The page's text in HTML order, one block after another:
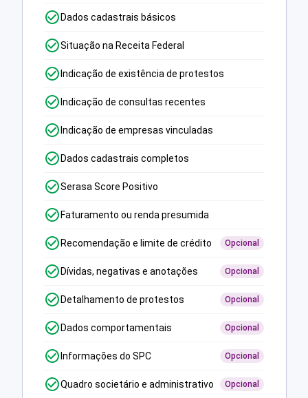
Dados cadastrais básicos
Situação na Receita Federal
Indicação de existência de protestos
Indicação de consultas recentes
Indicação de empresas vinculadas
Dados cadastrais completos
Serasa Score Positivo
Faturamento ou renda presumida
Recomendação e limite de crédito Opcional
Dívidas, negativas e anotações Opcional
Detalhamento de protestos Opcional
Dados comportamentais Opcional
Informações do SPC Opcional
Quadro societário e administrativo Opcional